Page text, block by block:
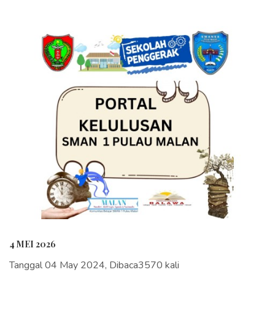
4 MEI 2026
Tanggal 04 May 2024, Dibaca3570 kali